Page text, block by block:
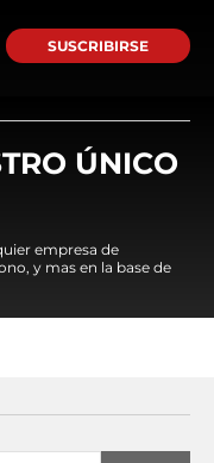
SUSCRIBIRSE
ÚNICO
empresa de
y mas en la base de